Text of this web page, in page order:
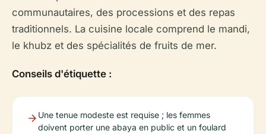
communautaires, des processions et des repas
traditionnels. La cuisine locale comprend le mandi,
le khubz et des spécialités de fruits de mer.
Conseils d'étiquette :
Une tenue modeste est requise ; les femmes
doivent porter une abaya en public et un foulard